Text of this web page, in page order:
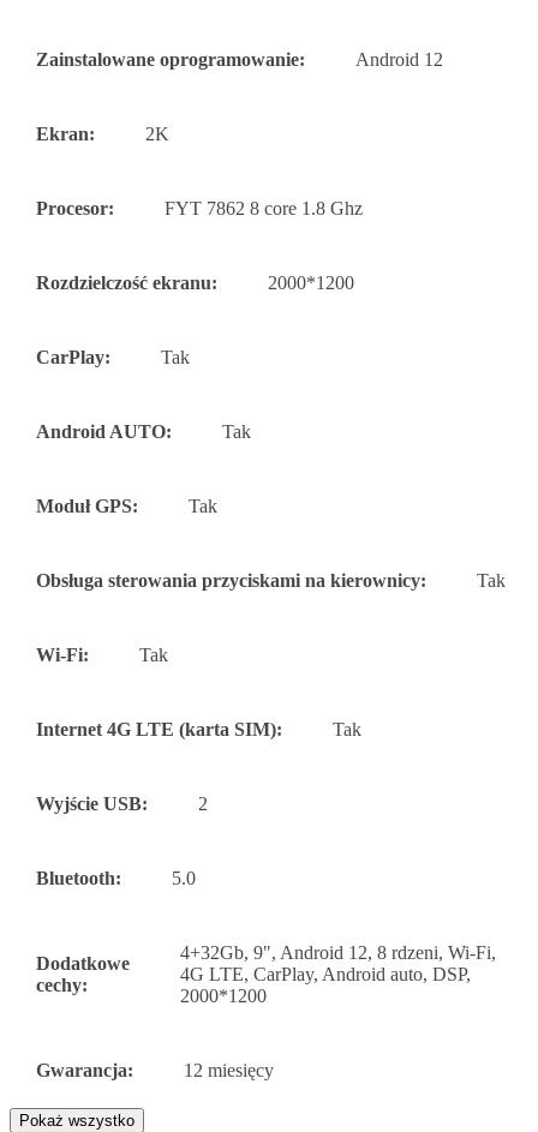
Zainstalowane oprogramowanie: Android 12
Ekran: 2K
Procesor: FYT 7862 8 core 1.8 Ghz
Rozdzielczość ekranu: 2000*1200
CarPlay: Tak
Android AUTO: Tak
Moduł GPS: Tak
Obsługa sterowania przyciskami na kierownicy: Tak
Wi-Fi: Tak
Internet 4G LTE (karta SIM): Tak
Wyjście USB: 2
Bluetooth: 5.0
Dodatkowe
cechy:
4+32Gb, 9", Android 12, 8 rdzeni, Wi-Fi,
4G LTE, CarPlay, Android auto, DSP,
2000*1200
Gwarancja: 12 miesięcy
Pokaż wszystko